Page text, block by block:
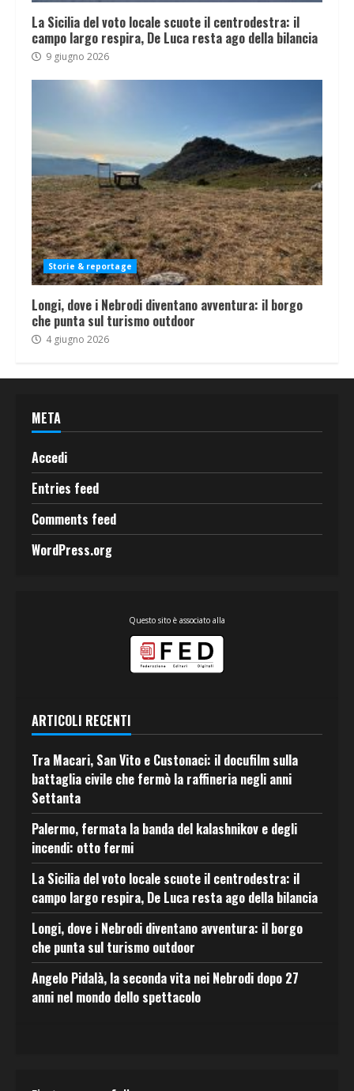
La Sicilia del voto locale scuote il centrodestra: il
campo largo respira, De Luca resta ago della bilancia
9 giugno 2026
Storie & reportage
Longi, dove i Nebrodi diventano avventura: il borgo
che punta sul turismo outdoor
4 giugno 2026
META
Accedi
Entries feed
Comments feed
WordPress.org
Questo sito è associato alla
ARTICOLI RECENTI
Tra Macari, San Vito e Custonaci: il docufilm sulla
battaglia civile che fermò la raffineria negli anni
Settanta
Palermo, fermata la banda del kalashnikov e degli
incendi: otto fermi
La Sicilia del voto locale scuote il centrodestra: il
campo largo respira, De Luca resta ago della bilancia
Longi, dove i Nebrodi diventano avventura: il borgo
che punta sul turismo outdoor
Angelo Pidalà, la seconda vita nei Nebrodi dopo 27
anni nel mondo dello spettacolo